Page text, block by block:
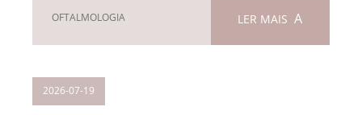
OFTALMOLOGIA LER MAIS
2026-07-19